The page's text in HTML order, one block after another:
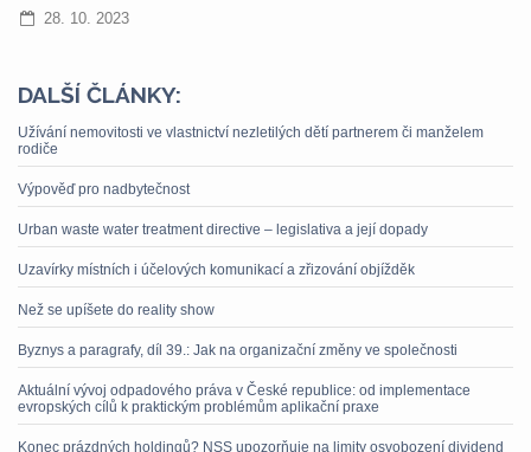
28. 10. 2023
DALŠÍ ČLÁNKY:
Užívání nemovitosti ve vlastnictví nezletilých dětí partnerem či manželem
rodiče
Výpověď pro nadbytečnost
Urban waste water treatment directive – legislativa a její dopady
Uzavírky místních i účelových komunikací a zřizování objížděk
Než se upíšete do reality show
Byznys a paragrafy, díl 39.: Jak na organizační změny ve společnosti
Aktuální vývoj odpadového práva v České republice: od implementace
evropských cílů k praktickým problémům aplikační praxe
Konec prázdných holdingů? NSS upozorňuje na limity osvobození dividend